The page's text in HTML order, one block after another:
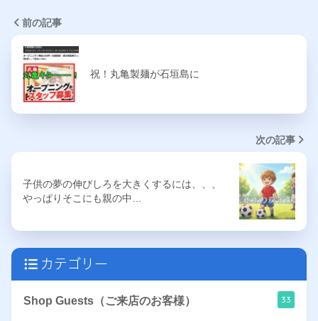
前の記事
祝！丸亀製麺が石垣島に
次の記事
子供の夢の伸びしろを大きくするには、、、
やっぱりそこにも親の中…
カテゴリー
Shop Guests（ご来店のお客様） 33